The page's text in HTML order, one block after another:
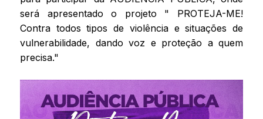
será apresentado o projeto " PROTEJA-ME!
Contra todos tipos de violência e situações de
vulnerabilidade, dando voz e proteção a quem
precisa."